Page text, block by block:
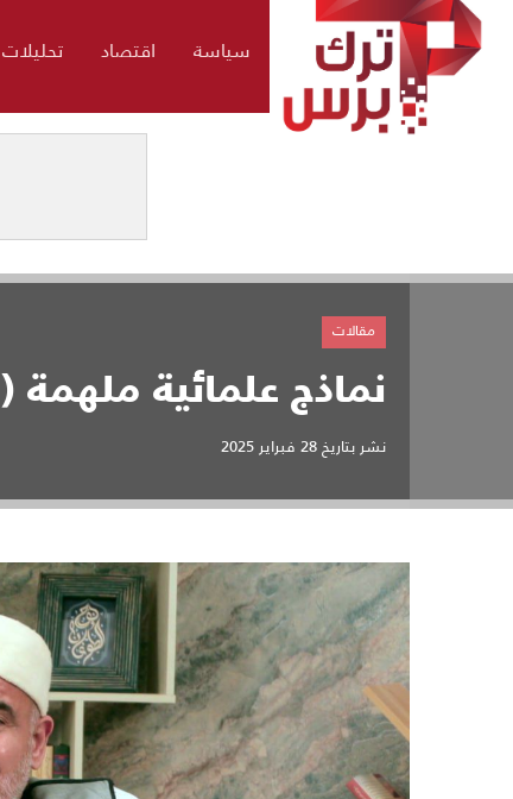
سياسة اقتصاد تحليلات
نماذج علمائية ملهمة (35) ابن حجر العسقلاني
نشر بتاريخ28 فبراير 2025
مقالات